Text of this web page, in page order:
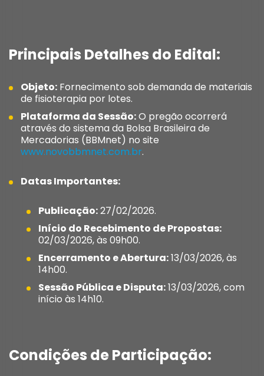
Principais Detalhes do Edital:
Objeto: Fornecimento sob demanda de materiais
de fisioterapia por lotes.
Plataforma da Sessão:O pregão ocorrerá
através do sistema da Bolsa Brasileira de
Mercadorias (BBMnet) no site
www.novobbmnet.com.br.
Datas Importantes:
Publicação:27/02/2026.
Início do Recebimento de Propostas:
02/03/2026, às 09h00.
Encerramento e Abertura:13/03/2026, às
14h00.
Sessão Pública e Disputa:13/03/2026, com
início às 14h10.
Condições de Participação: